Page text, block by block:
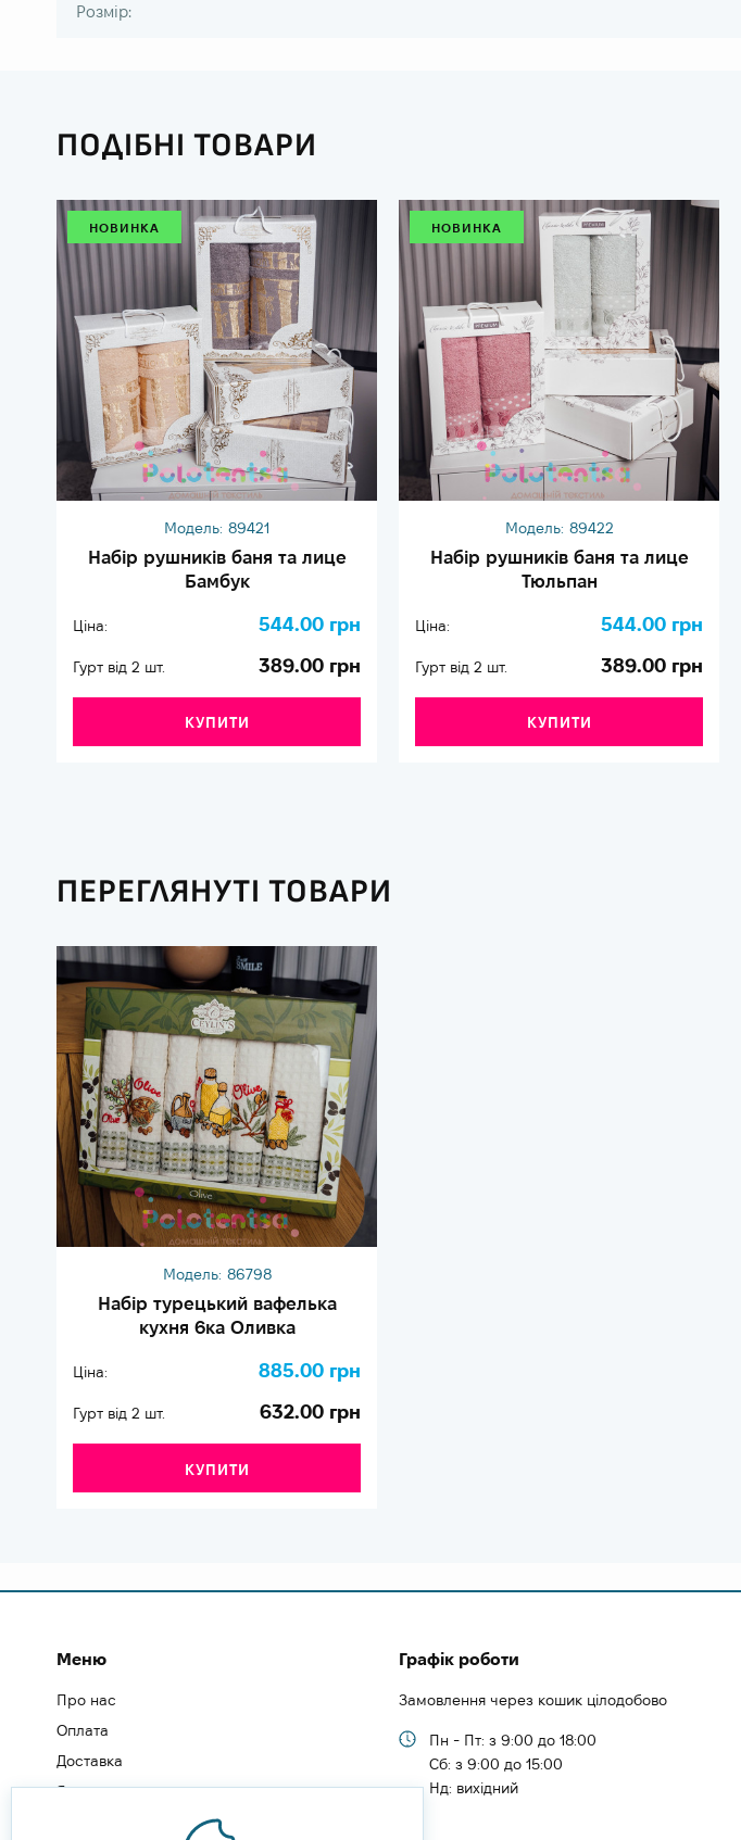
Розмір:
ПОДІБНІ ТОВАРИ
НОВИНКА
Модель: 89421
Набір рушників баня та лице
Бамбук
Ціна: 544.00 грн
Гурт від 2 шт. 389.00 грн
КУПИТИ
НОВИНКА
Модель: 89422
Набір рушників баня та лице
Тюльпан
Ціна: 544.00 грн
Гурт від 2 шт. 389.00 грн
КУПИТИ
ПЕРЕГЛЯНУТІ ТОВАРИ
Модель: 86798
Набір турецький вафелька
кухня 6ка Оливка
Ціна: 885.00 грн
Гурт від 2 шт. 632.00 грн
КУПИТИ
Меню
Про нас
Оплата
Доставка
Як замовити
Як зареєструватись
Графік роботи
Замовлення через кошик цілодобово
Пн - Пт: з 9:00 до 18:00
Cб: з 9:00 до 15:00
Нд: вихідний